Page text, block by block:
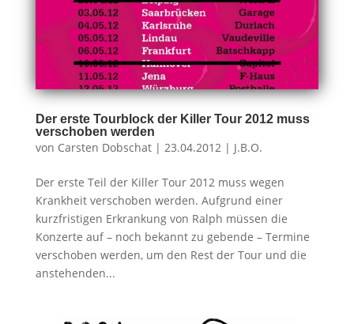
Der erste Tourblock der Killer Tour 2012 muss
verschoben werden
von Carsten Dobschat| 23.04.2012| J.B.O.
Der erste Teil der Killer Tour 2012 muss wegen
Krankheit verschoben werden. Aufgrund einer
kurzfristigen Erkrankung von Ralph müssen die
Konzerte auf – noch bekannt zu gebende – Termine
verschoben werden, um den Rest der Tour und die
anstehenden...